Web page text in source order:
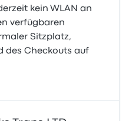
kein WLAN an
verfügbaren
Sitzplatz,
des Checkouts auf